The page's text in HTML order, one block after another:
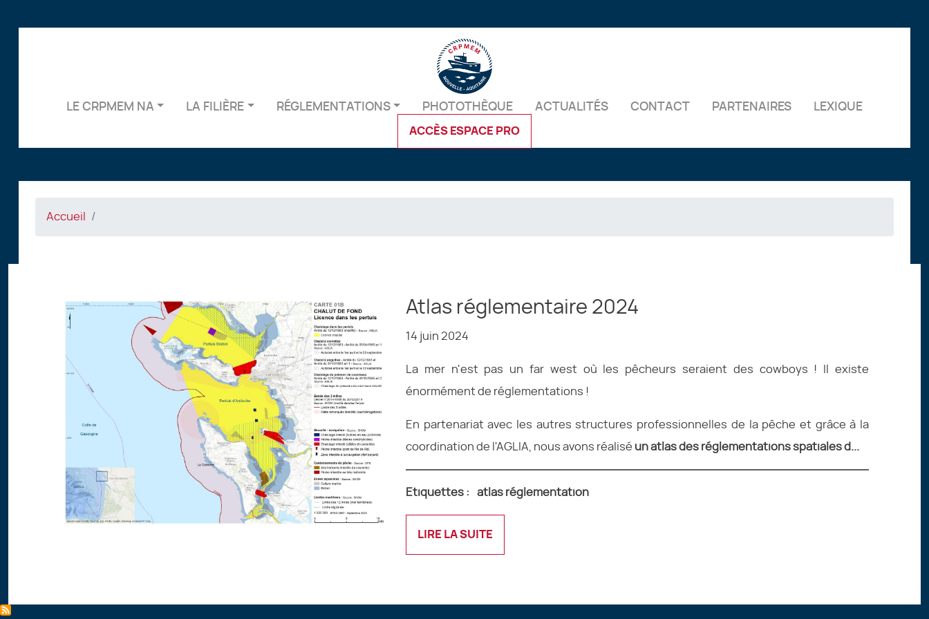
au
contenu
principal
LE CRPMEM NA LA FILIÈRE RÉGLEMENTATIONS PHOTOTHÈQUE ACTUALITÉS CONTACT PARTENAIRES LEXIQUE
ACCÈS ESPACE PRO
Accueil
Atlas réglementaire 2024
14 juin 2024
La mer n'est pas un far west où les pêcheurs seraient des cowboys ! Il existe
énormément de réglementations !
En partenariat avec les autres structures professionnelles de la pêche et grâce à la
coordination de l'AGLIA, nous avons réalisé un atlas des réglementations spatiales d...
Etiquettes : atlas réglementation
LIRE LA SUITE